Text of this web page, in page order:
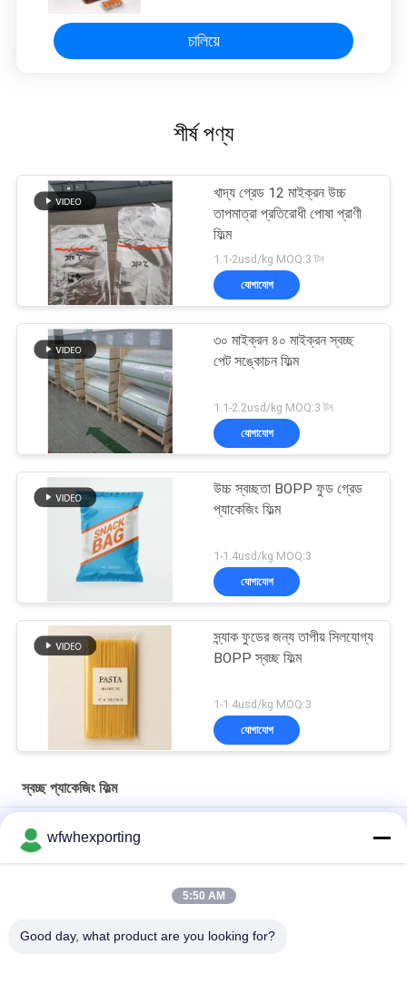
চালিয়ে
শীর্ষ পণ্য
খাদ্য গ্রেড 12 মাইক্রন উচ্চ
তাপমাত্রা প্রতিরোধী পোষা প্রাণী
ফিল্ম
1.1-2usd/kg MOQ:3 টন
যোগাযোগ
৩০ মাইক্রন ৪০ মাইক্রন স্বচ্ছ
পেট সঙ্কোচন ফিল্ম
1.1-2.2usd/kg MOQ:3 টন
যোগাযোগ
উচ্চ স্বচ্ছতা BOPP ফুড গ্রেড
প্যাকেজিং ফিল্ম
1-1.4usd/kg MOQ:3
যোগাযোগ
স্ন্যাক ফুডের জন্য তাপীয় সিলযোগ্য
BOPP স্বচ্ছ ফিল্ম
1-1.4usd/kg MOQ:3
যোগাযোগ
স্বচ্ছ প্যাকেজিং ফিল্ম
40mic ক্লিয়ার সেলোফান রোল BOPP প্যাকিং ফিল্ম ফ্লিপ ফুল ফুলের ফুলের জন্য
এক সাইড হিট সিলযোগ্য এবং দুই সাইড হিট সিলযোগ্য BOPP ফিল্ম
ডাবল পকেট জিপার স্বচ্ছ প্যাকেজিং ফিল্ম পরিবেশ বান্ধব প্লাস্টিক তরল জৈব বিপজ্জনক জৈব
wfwhexporting
5:50 AM
Good day, what product are you looking for?